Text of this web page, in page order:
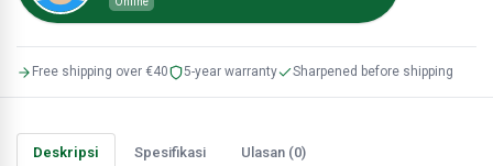
Free shipping over €40 5-year warranty Sharpened before shipping
Deskripsi Spesifikasi Ulasan (0)